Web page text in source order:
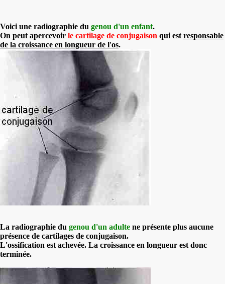
Voici une radiographie du genou d'un enfant.
On peut apercevoir le cartilage de conjugaison qui est responsable
de la croissance en longueur de l'os.
La radiographie du genou d'un adulte ne présente plus aucune
présence de cartilages de conjugaison.
L'ossification est achevée. La croissance en longueur est donc
terminée.